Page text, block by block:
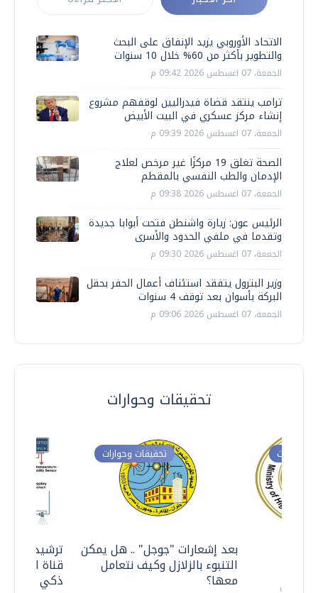
الاتحاد الأوروبي يزيد الإنفاق على البحث
والتطوير بأكثر من 60% خلال 10 سنوات
الجمعة، 07 اغسطس 2026 09:42 م
ترامب ينتقد قضاة فيدراليين لوقفهم مشروع
إنشاء مركز عسكري في البيت الأبيض
الجمعة، 07 اغسطس 2026 09:39 م
الصحة تغلق 19 مركزًا غير مرخص لعلاج
الإدمان والطب النفسي بالمقطم
الجمعة، 07 اغسطس 2026 09:38 م
الرئيس عون: زيارة واشنطن فتحت أبوابا جديدة
وتقدما في ملفي الحدود والأسرى
الجمعة، 07 اغسطس 2026 09:30 م
وزير البترول يتفقد استئناف أعمال الحفر بحقل
البركة بأسوان بعد توقف 4 سنوات
الجمعة، 07 اغسطس 2026 09:06 م
تحقيقات وحوارات
ترشيدا
قناة
ذكي
تحقيقات وحوارات
بعد إشعارات "جوجل" .. هل يمكن
التنبوء بالزلازل وكيف نتعامل
معها؟
وحوارات